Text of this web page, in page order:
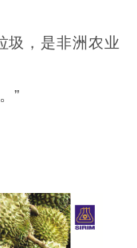
圾，是非洲农业
”